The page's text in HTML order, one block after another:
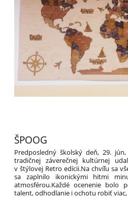
ŠPOOG
Predposledný školský deň, 29.
tradičnej záverečnej kultúrnej
v štýlovej Retro edícii.Na chvíľu sa
sa zaplnilo ikonickými hitmi
atmosférou.Každé ocenenie bolo
talent, odhodlanie i ochotu robiť viac,